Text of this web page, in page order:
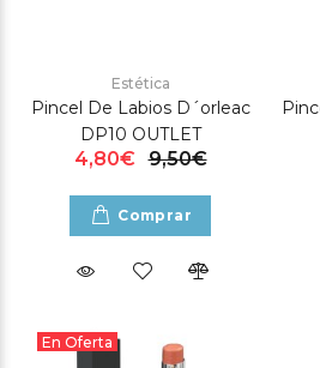
Estética
Pincel De Labios D´orleac
DP10 OUTLET
4,80€ 9,50€
Comprar
En Oferta